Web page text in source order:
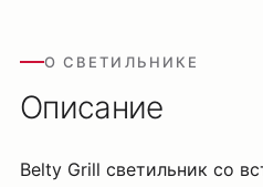
О СВЕТИЛЬНИКЕ
Описание
Belty Grill светильник со